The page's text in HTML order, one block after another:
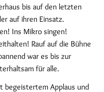
bis auf den letzten
auf ihren Einsatz.
Ins Mikro singen!
Rauf auf die Bühne
war es bis zur
für alle.
begeistertem Applaus und